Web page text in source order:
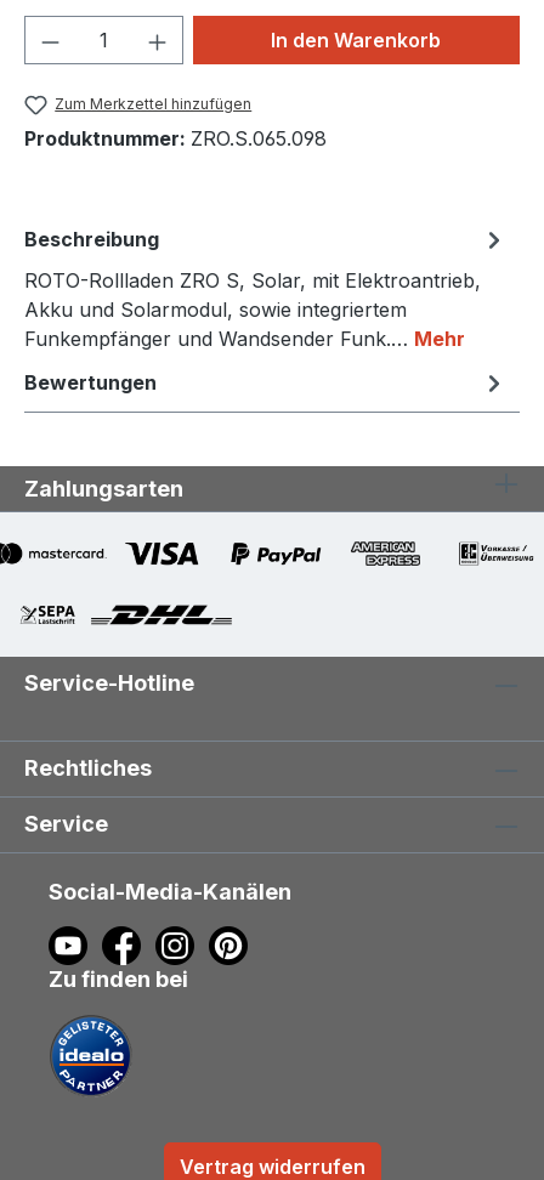
Produkt Anzahl: Gib denIn den Warenkorb
Zum Merkzettel hinzufügen
Produktnummer: ZRO.S.065.098
Beschreibung
ROTO-Rollladen ZRO S, Solar, mit Elektroantrieb,
Akku und Solarmodul, sowie integriertem
Funkempfänger und Wandsender Funk.… Mehr
Bewertungen
Zahlungsarten
Service-Hotline
Rechtliches
Service
Social-Media-Kanälen
Zu finden bei
Vertrag widerrufen